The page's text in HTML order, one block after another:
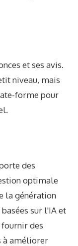
et ses avis.
niveau, mais
forme pour
des
optimale
la génération
sur l'IA et
des
à améliorer